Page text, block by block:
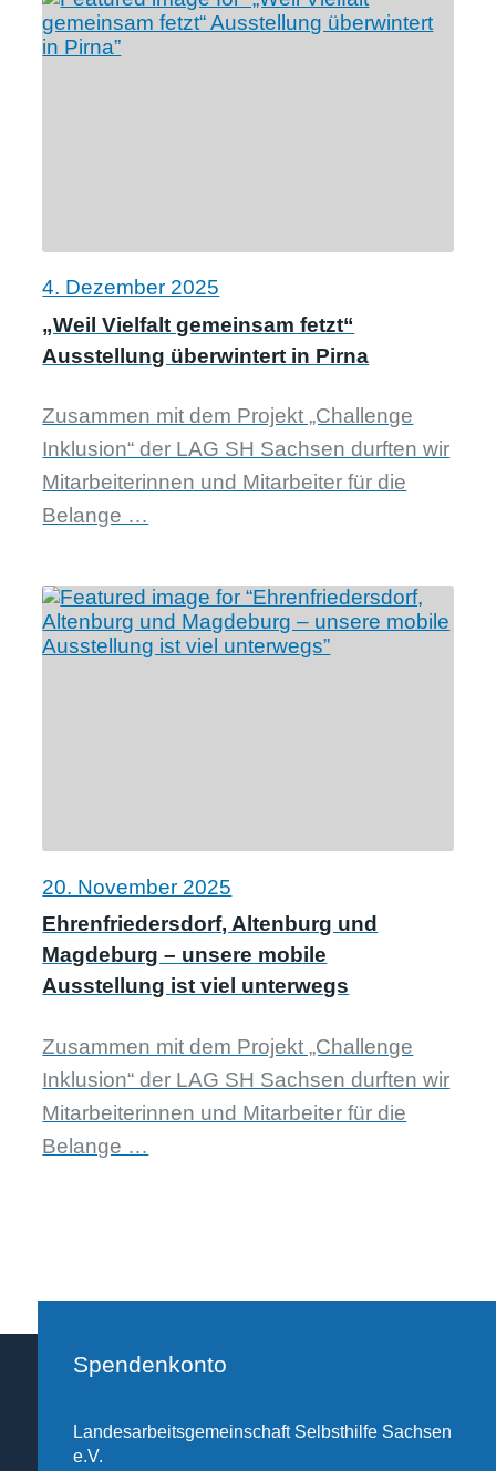
4. Dezember 2025
„Weil Vielfalt gemeinsam fetzt“
Ausstellung überwintert in Pirna
Zusammen mit dem Projekt „Challenge
Inklusion“ der LAG SH Sachsen durften wir
Mitarbeiterinnen und Mitarbeiter für die
Belange …
20. November 2025
Ehrenfriedersdorf, Altenburg und
Magdeburg – unsere mobile
Ausstellung ist viel unterwegs
Zusammen mit dem Projekt „Challenge
Inklusion“ der LAG SH Sachsen durften wir
Mitarbeiterinnen und Mitarbeiter für die
Belange …
Spendenkonto
Landesarbeitsgemeinschaft Selbsthilfe Sachsen
e.V.